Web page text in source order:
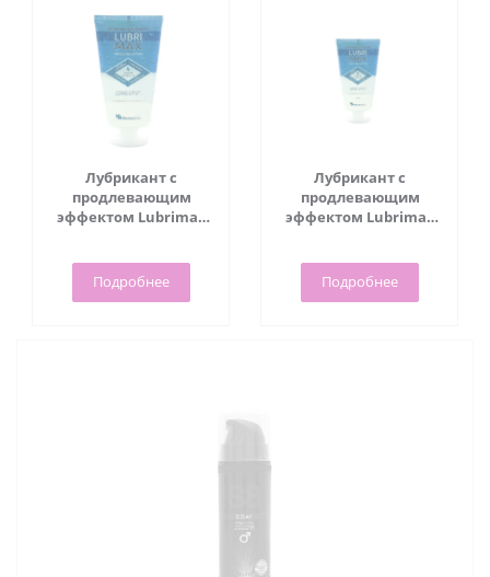
Лубрикант с
продлевающим
эффектом Lubrimax
Подробнее
Лубрикант с
продлевающим
эффектом Lubrimax
Подробнее